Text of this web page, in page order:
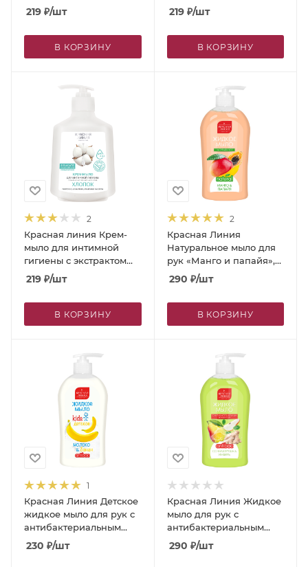
г219 ₽/шт
В КОРЗИНУ
г219₽/шт
В КОРЗИНУ
2
Красная линия Крем-
мыло для интимной
гигиены с экстрактом
хлопка, 250 г
219 ₽/шт
В КОРЗИНУ
2
Красная Линия
Натуральное мыло для
рук «Манго и папайя»,
500 г
290 ₽/шт
В КОРЗИНУ
1
Красная Линия Детское
жидкое мыло для рук с
антибактериальным
эффектом «Молоко и
банан», 500 г
230 ₽/шт
Красная Линия Жидкое
мыло для рук с
антибактериальным
эффектом «Сочная
груша и имбирь», 500 г
290 ₽/шт